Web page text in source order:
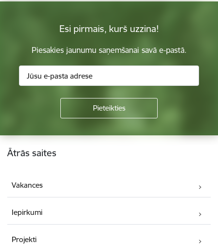
Esi pirmais, kurš uzzina!
Piesakies jaunumu saņemšanai savā e-pastā.
Kājene
Ātrās saites
Vakances
Iepirkumi
Projekti